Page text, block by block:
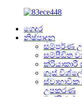
ගෙදර
නිෂ්පාදන
සම්පූර්ණ
සම්පීඩිත
ක්රියාකාරී
ගෑස්
උපකරණ